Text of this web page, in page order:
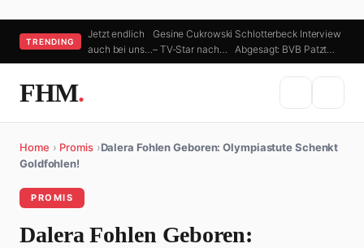
TRENDING
Jetzt endlich
auch bei uns…
Gesine Cukrowski
– TV-Star nach…
Schlotterbeck Interview
Abgesagt: BVB Patzt…
FHM.
Home › Promis ›Dalera Fohlen Geboren: Olympiastute Schenkt
Goldfohlen!
PROMIS
Dalera Fohlen Geboren: